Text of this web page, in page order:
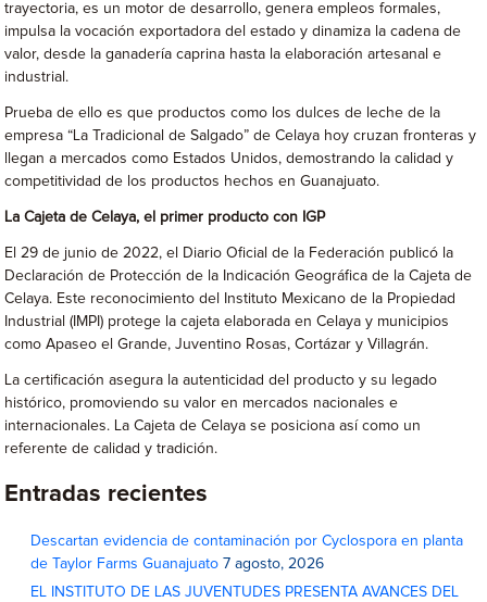
trayectoria, es un motor de desarrollo, genera empleos formales,
impulsa la vocación exportadora del estado y dinamiza la cadena de
valor, desde la ganadería caprina hasta la elaboración artesanal e
industrial.
Prueba de ello es que productos como los dulces de leche de la
empresa “La Tradicional de Salgado” de Celaya hoy cruzan fronteras y
llegan a mercados como Estados Unidos, demostrando la calidad y
competitividad de los productos hechos en Guanajuato.
La Cajeta de Celaya, el primer producto con IGP
El 29 de junio de 2022, el Diario Oficial de la Federación publicó la
Declaración de Protección de la Indicación Geográfica de la Cajeta de
Celaya. Este reconocimiento del Instituto Mexicano de la Propiedad
Industrial (IMPI) protege la cajeta elaborada en Celaya y municipios
como Apaseo el Grande, Juventino Rosas, Cortázar y Villagrán.
La certificación asegura la autenticidad del producto y su legado
histórico, promoviendo su valor en mercados nacionales e
internacionales. La Cajeta de Celaya se posiciona así como un
referente de calidad y tradición.
Entradas recientes
Descartan evidencia de contaminación por Cyclospora en planta
de Taylor Farms Guanajuato 7 agosto, 2026
EL INSTITUTO DE LAS JUVENTUDES PRESENTA AVANCES DEL